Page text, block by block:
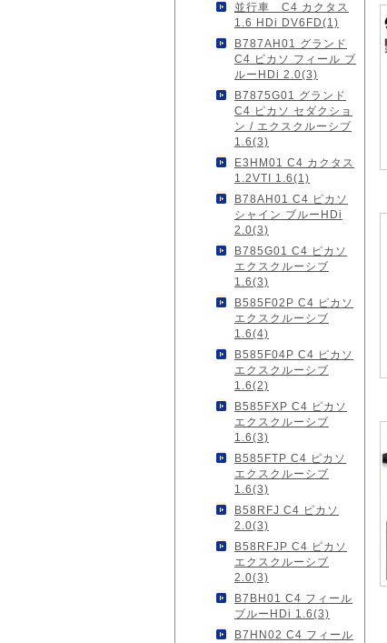
並行車 C4 カクタス
1.6 HDi DV6FD(1)
B787AH01 グランド
C4 ピカソ フィール ブ
ルーHDi 2.0(3)
B7875G01 グランド
C4 ピカソ セダクショ
ン / エクスクルーシブ
1.6(3)
E3HM01 C4 カクタス
1.2VTI 1.6(1)
B78AH01 C4 ピカソ
シャイン ブルーHDi
2.0(3)
B785G01 C4 ピカソ
エクスクルーシブ
1.6(3)
B585F02P C4 ピカソ
エクスクルーシブ
1.6(4)
B585F04P C4 ピカソ
エクスクルーシブ
1.6(2)
B585FXP C4 ピカソ
エクスクルーシブ
1.6(3)
B585FTP C4 ピカソ
エクスクルーシブ
1.6(3)
B58RFJ C4 ピカソ
2.0(3)
B58RFJP C4 ピカソ
エクスクルーシブ
2.0(3)
B7BH01 C4 フィール
ブルーHDi 1.6(3)
B7HN02 C4 フィール